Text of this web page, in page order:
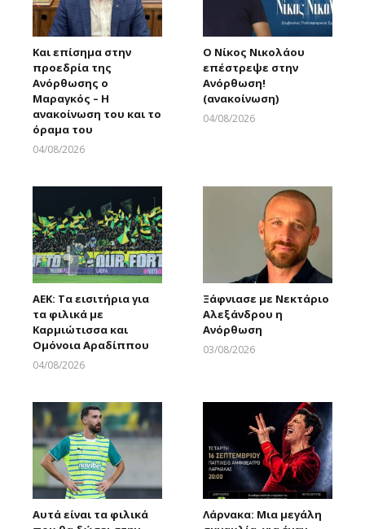
Και επίσημα στην
προεδρία της
Ανόρθωσης ο
Μαραγκός – Η
ανακοίνωση του και το
όραμα του
04/08/2026
Ο Νίκος Νικολάου
επέστρεψε στην
Ανόρθωση!
(ανακοίνωση)
04/08/2026
ΑΕΚ: Τα εισιτήρια για
τα φιλικά με
Καρμιώτισσα και
Ομόνοια Αραδίππου
04/08/2026
Ξάφνιασε με Νεκτάριο
Αλεξάνδρου η
Ανόρθωση
03/08/2026
Αυτά είναι τα φιλικά
Λάρνακα: Μια μεγάλη